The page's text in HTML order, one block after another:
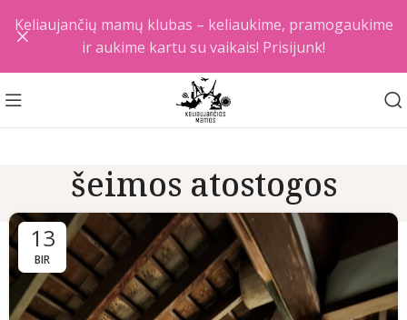
šeimos atostogos
13
BIR
Keliaujančių mamų klubas – keliaukime, pramogaukime
ir aukime kartu su vaikais! Prisijunk!